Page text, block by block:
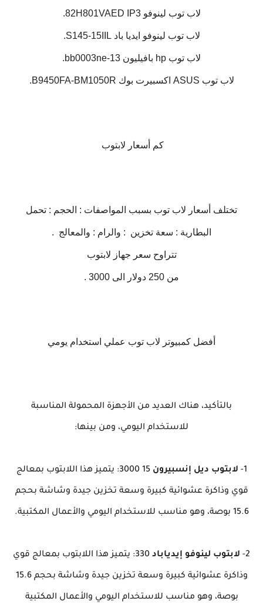
لاب توب لينوفو 82H801VAED IP3.
لاب توب لينوفو ايديا باد S145-15IIL.
لاب توب hp بافيليون 13-bb0003ne.
لاب توب ASUS اكسبيرت بوك B9450FA-BM1050R.
كم أسعار لابتوب
تختلف أسعار لاب توب بسبب المواصفات : الحجم : تحمل
البطارية : سعة تخزين : والرام : والمعالج .
تتراوح سعر جهاز لابتوب
من 250 دولار الى 3000 .
أفضل كمبيوتر لاب توب عملي استخدام يومي
بالتأكيد، هناك العديد من الأجهزة المحمولة المناسبة
للاستخدام اليومي، ومن بينها:
1- لابتوب ديل إنسبيرون 15 3000: يتميز هذا اللابتوب بمعالج
قوي وذاكرة عشوائية كبيرة وسعة تخزين جيدة وشاشة بحجم
15.6 بوصة، وهو مناسب للاستخدام اليومي والأعمال المكتبية.
2- لابتوب لينوفو إيدياباد 330: يتميز هذا اللابتوب بمعالج قوي
وذاكرة عشوائية كبيرة وسعة تخزين جيدة وشاشة بحجم 15.6
بوصة، وهو مناسب للاستخدام اليومي والأعمال المكتبية